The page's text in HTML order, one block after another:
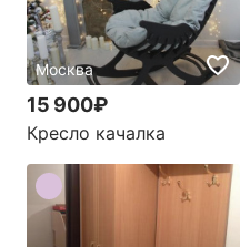
Москва
15 900₽
Кресло качалка